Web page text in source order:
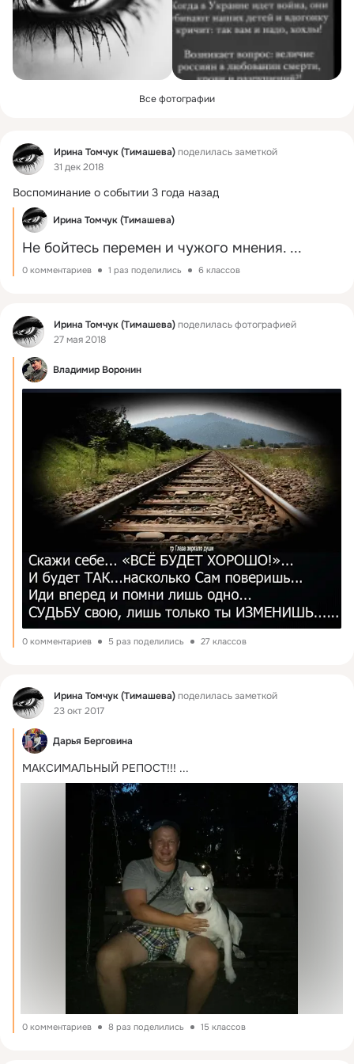
Все фотографии
Фид Ирина Томчук (Тимашева)поделилась заметкой
31 дек 2018
Воспоминание о событии 3 года назад
Ирина Томчук (Тимашева)
Не бойтесь перемен и чужого мнения. ...
0 комментариев 1 раз поделились 6 классов
Фид Ирина Томчук (Тимашева)поделилась фотографией
27 мая 2018
Владимир Воронин
0 комментариев 5 раз поделились 27 классов
Фид Ирина Томчук (Тимашева)поделилась заметкой
23 окт 2017
Дарья Берговина
МАКСИМАЛЬНЫЙ РЕПОСТ!!! ...
0 комментариев 8 раз поделились 15 классов